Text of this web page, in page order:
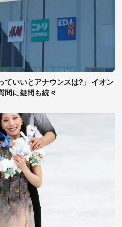
ていいとアナウンスは?」 イオン
問に疑問も続々